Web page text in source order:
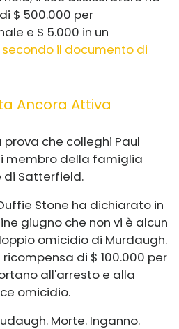
$ 500.000 per
e $ 5.000 in un
secondo il documento di
Ancora Attiva
che colleghi Paul
membro della famiglia
di Satterfield.
Stone ha dichiarato in
giugno che non vi è alcun
omicidio di Murdaugh.
di $ 100.000 per
all'arresto e alla
omicidio.
Morte. Inganno.